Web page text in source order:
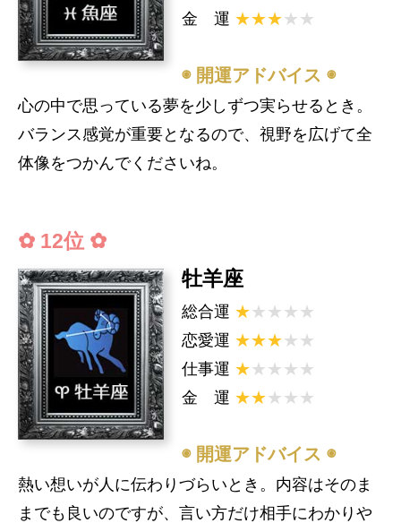
金 運 ★★★★★
◉ 開運アドバイス ◉
心の中で思っている夢を少しずつ実らせるとき。
バランス感覚が重要となるので、視野を広げて全
体像をつかんでくださいね。
✿ 12位 ✿
牡羊座
総合運 ★★★★★
恋愛運 ★★★★★
仕事運 ★★★★★
金 運 ★★★★★
◉ 開運アドバイス ◉
熱い想いが人に伝わりづらいとき。内容はそのま
までも良いのですが、言い方だけ相手にわかりや